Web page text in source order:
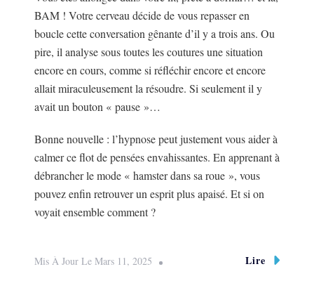
BAM ! Votre cerveau décide de vous repasser en
boucle cette conversation gênante d’il y a trois ans. Ou
pire, il analyse sous toutes les coutures une situation
encore en cours, comme si réfléchir encore et encore
allait miraculeusement la résoudre. Si seulement il y
avait un bouton « pause »…
Bonne nouvelle : l’hypnose peut justement vous aider à
calmer ce flot de pensées envahissantes. En apprenant à
débrancher le mode « hamster dans sa roue », vous
pouvez enfin retrouver un esprit plus apaisé. Et si on
voyait ensemble comment ?
Mis À Jour Le Mars 11, 2025 Lire